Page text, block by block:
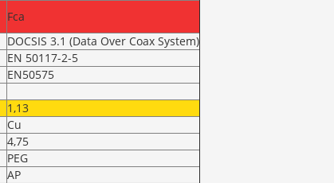
Fca
DOCSIS 3.1 (Data Over Coax System)
EN 50117-2-5
EN50575
1,13
Cu
4,75
PEG
AP